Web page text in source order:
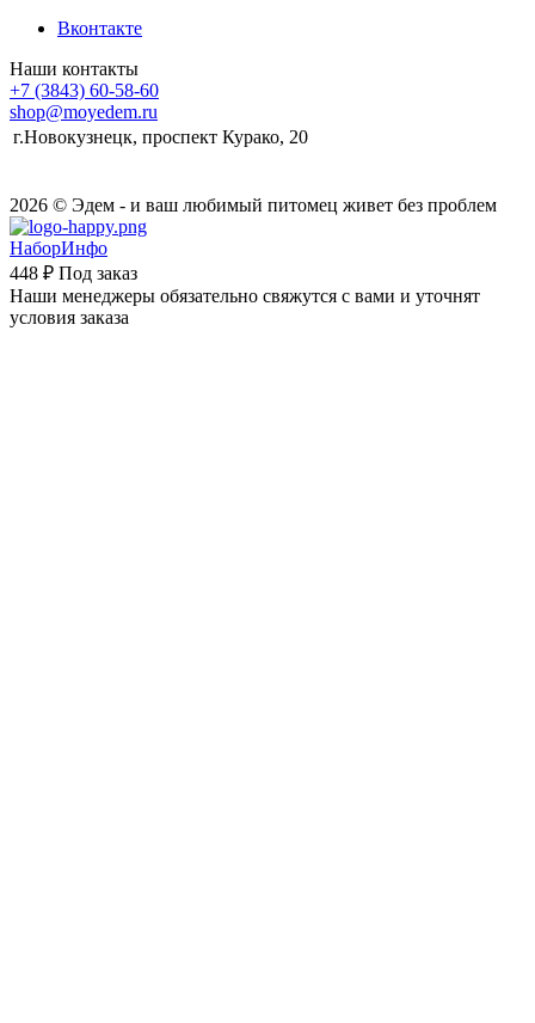
Вконтакте
Наши контакты
+7 (3843) 60-58-60
shop@moyedem.ru
г.Новокузнецк, проспект Курако, 20
2026 © Эдем - и ваш любимый питомец живет без проблем
НаборИнфо
448 ₽ Под заказ
Наши менеджеры обязательно свяжутся с вами и уточнят
условия заказа